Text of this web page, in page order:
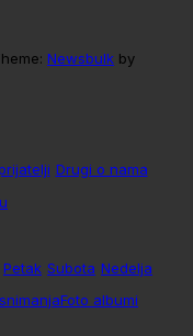
Newsbulk by
Drugi o nama
Petak Subota Nedelja
Foto albumi